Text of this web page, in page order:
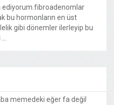
bu hormonların en üst
gibi dönemler ilerleyip bu
memedeki eğer fa değil